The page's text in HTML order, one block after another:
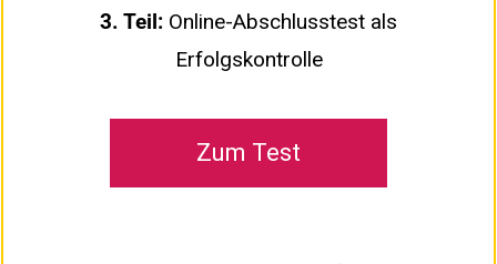
3. Teil: Online-Abschlusstest als
Erfolgskontrolle
Zum Test